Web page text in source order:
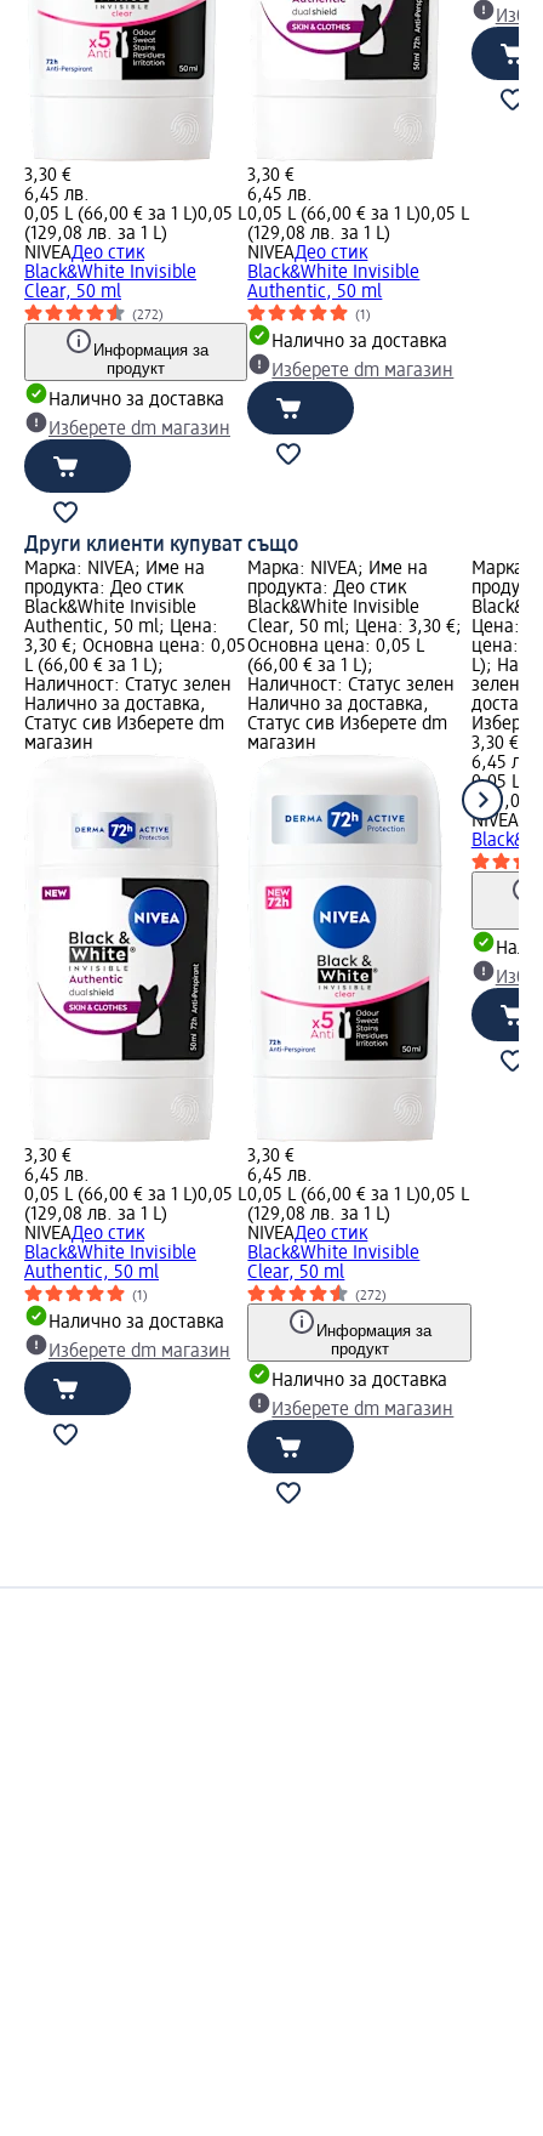
3,30 €
6,45 лв.
0,05 L (66,00 € за 1 L)0,05 L
(129,08 лв. за 1 L)
NIVEAДео стик
Black&White Invisible
Clear, 50 ml
(272)
Информация за
продукт
Налично за доставка
Изберете dm магазин
3,30 €
6,45 лв.
0,05 L (66,00 € за 1 L)0,05 L
(129,08 лв. за 1 L)
NIVEAДео стик
Black&White Invisible
Authentic, 50 ml
(1)
Налично за доставка
Изберете dm магазин
Други клиенти купуват също
Марка: NIVEA; Име на
продукта: Део стик
Black&White Invisible
Authentic, 50 ml; Цена:
3,30 €; Основна цена: 0,05
L (66,00 € за 1 L);
Наличност: Статус зелен
Налично за доставка,
Статус сив Изберете dm
магазин
3,30 €
6,45 лв.
0,05 L (66,00 € за 1 L)0,05 L
(129,08 лв. за 1 L)
NIVEAДео стик
Black&White Invisible
Authentic, 50 ml
(1)
Налично за доставка
Изберете dm магазин
Марка: NIVEA; Име на
продукта: Део стик
Black&White Invisible
Clear, 50 ml; Цена: 3,30 €;
Основна цена: 0,05 L
(66,00 € за 1 L);
Наличност: Статус зелен
Налично за доставка,
Статус сив Изберете dm
магазин
3,30 €
6,45 лв.
0,05 L (66,00 € за 1 L)0,05 L
(129,08 лв. за 1 L)
NIVEAДео стик
Black&White Invisible
Clear, 50 ml
(272)
Информация за
продукт
Налично за доставка
Изберете dm магазин
Марка:
Цена:
цена:
L);
зелен
3,30 €
6,45 лв.
0,05 L
(129,08
NIVEA